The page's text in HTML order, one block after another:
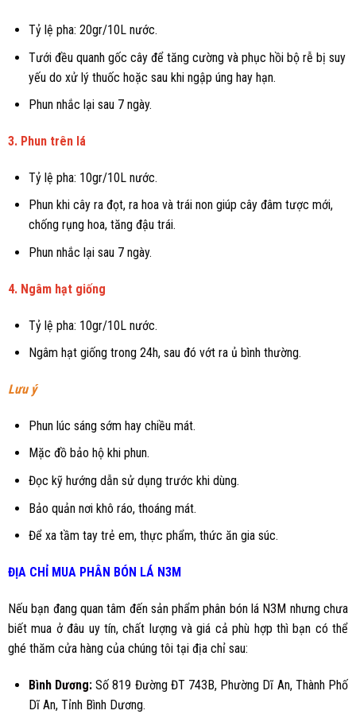
Tỷ lệ pha: 20gr/10L nước.
Tưới đều quanh gốc cây để tăng cường và phục hồi bộ rễ bị suy
yếu do xử lý thuốc hoặc sau khi ngập úng hay hạn.
Phun nhắc lại sau 7 ngày.
3. Phun trên lá
Tỷ lệ pha: 10gr/10L nước.
Phun khi cây ra đọt, ra hoa và trái non giúp cây đâm tược mới,
chống rụng hoa, tăng đậu trái.
Phun nhắc lại sau 7 ngày.
4. Ngâm hạt giống
Tỷ lệ pha: 10gr/10L nước.
Ngâm hạt giống trong 24h, sau đó vớt ra ủ bình thường.
Lưu ý
Phun lúc sáng sớm hay chiều mát.
Mặc đồ bảo hộ khi phun.
Đọc kỹ hướng dẫn sử dụng trước khi dùng.
Bảo quản nơi khô ráo, thoáng mát.
Để xa tầm tay trẻ em, thực phẩm, thức ăn gia súc.
ĐỊA CHỈ MUA PHÂN BÓN LÁ N3M
Nếu bạn đang quan tâm đến sản phẩmphân bón lá N3M nhưng chưa
biết mua ở đâu uy tín, chất lượng và giá cả phù hợp thì bạn có thể
ghé thăm cửa hàng của chúng tôi tại địa chỉ sau:
Bình Dương: Số 819 Đường ĐT 743B, Phường Dĩ An, Thành Phố
Dĩ An, Tỉnh Bình Dương.